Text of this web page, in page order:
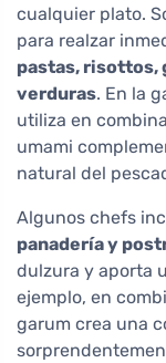
cualquier plato.
para realzar
pastas, risottos,
verduras. En la
utiliza en
umami
natural del
Algunos chefs
panadería y
dulzura y aporta
ejemplo, en
garum crea una